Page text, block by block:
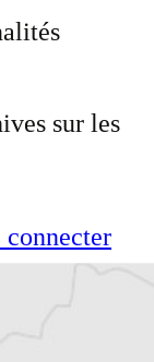
sur les
connecter